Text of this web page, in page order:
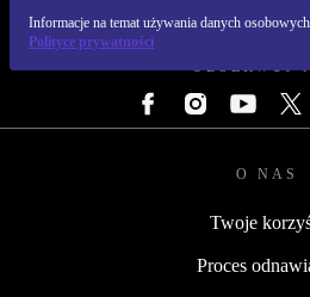
Informacje na temat używania danych
Polityce prywatności
OBSERWUJ
O NAS
Twoje
Proces